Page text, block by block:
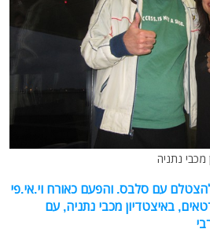
מכבי נתניה
עם סלבס. והפעם כאורח וי.אי.פי
באיצטדיון מכבי נתניה, עם